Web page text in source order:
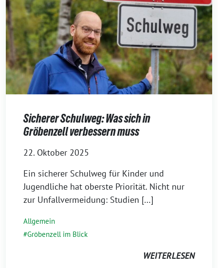
Sicherer Schulweg: Was sich in
Gröbenzell verbessern muss
22. Oktober 2025
Ein sicherer Schulweg für Kinder und
Jugendliche hat oberste Priorität. Nicht nur
zur Unfallvermeidung: Studien […]
Allgemein
Gröbenzell im Blick
WEITERLESEN